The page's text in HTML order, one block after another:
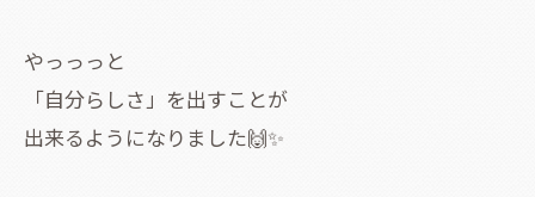
やっっっと
「自分らしさ」を出すことが
出来るようになりました🙌✨